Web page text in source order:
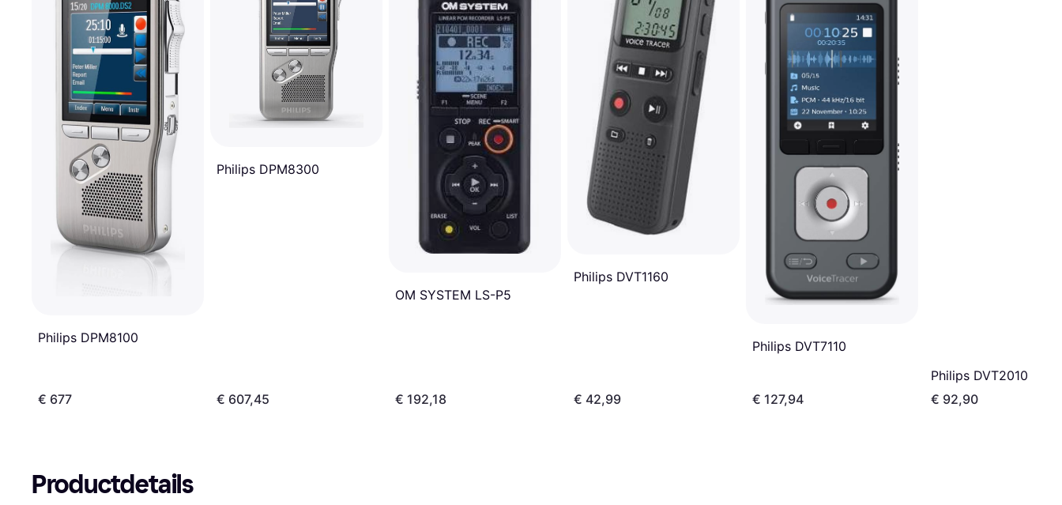
Philips DPM8100
€ 677
Philips DPM8300
€ 607,45
OM SYSTEM LS-P5
€ 192,18
Philips DVT1160
€ 42,99
Philips DVT7110
€ 127,94
Philips DVT2010
€ 92,90
Productdetails